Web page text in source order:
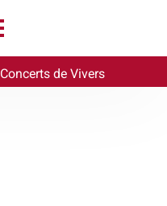
Concerts de Vivers